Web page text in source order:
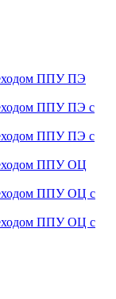
ППУ ПЭ
ППУ ПЭ с
ППУ ПЭ с
ППУ ОЦ
ППУ ОЦ с
ППУ ОЦ с